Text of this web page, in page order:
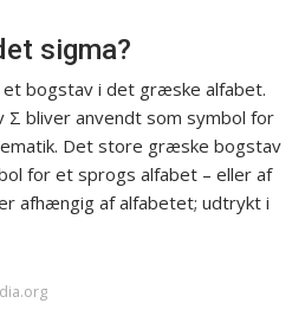
sigma?
et bogstav i det græske alfabet.
bliver anvendt som symbol for
Det store græske bogstav
for et sprogs alfabet – eller af
afhængig af alfabetet; udtrykt i